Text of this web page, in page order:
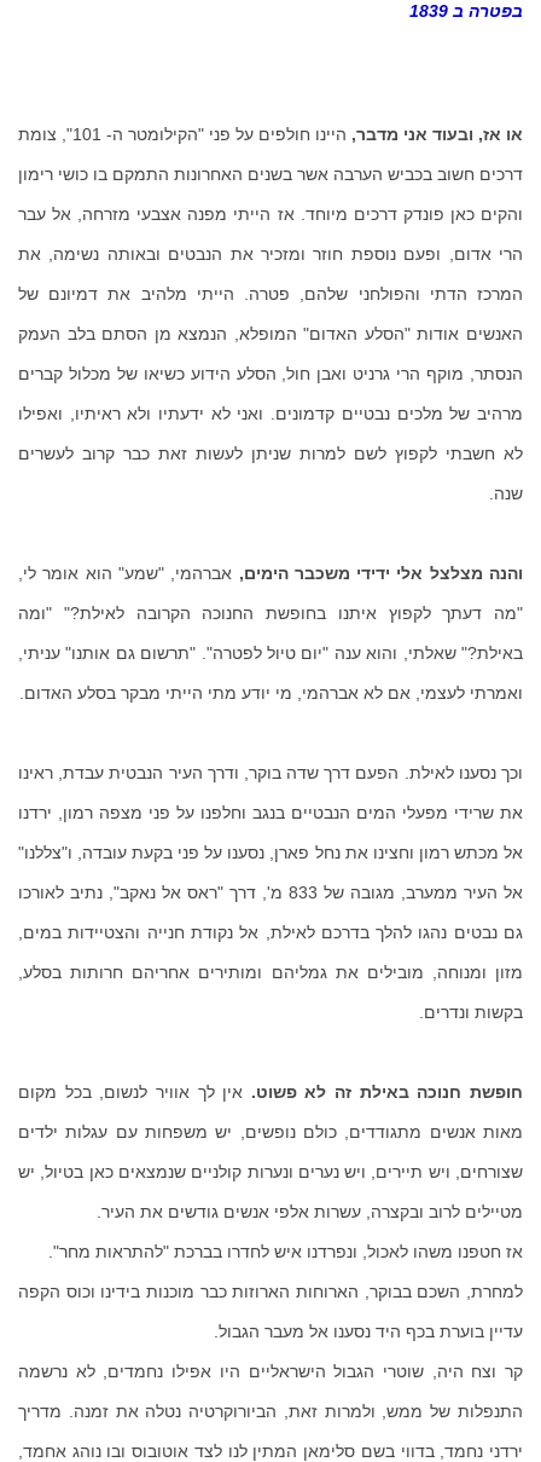
בפטרה ב 1839
או אז, ובעוד אני מדבר, היינו חולפים על פני "הקילומטר ה- 101", צומת
דרכים חשוב בכביש הערבה אשר בשנים האחרונות התמקם בו כושי רימון
והקים כאן פונדק דרכים מיוחד. אז הייתי מפנה אצבעי מזרחה, אל עבר
הרי אדום, ופעם נוספת חוזר ומזכיר את הנבטים ובאותה נשימה, את
המרכז הדתי והפולחני שלהם, פטרה. הייתי מלהיב את דמיונם של
האנשים אודות "הסלע האדום" המופלא, הנמצא מן הסתם בלב העמק
הנסתר, מוקף הרי גרניט ואבן חול, הסלע הידוע כשיאו של מכלול קברים
מרהיב של מלכים נבטיים קדמונים. ואני לא ידעתיו ולא ראיתיו, ואפילו
לא חשבתי לקפוץ לשם למרות שניתן לעשות זאת כבר קרוב לעשרים
שנה.
והנה מצלצל אלי ידידי משכבר הימים, אברהמי, "שמע" הוא אומר לי,
"מה דעתך לקפוץ איתנו בחופשת החנוכה הקרובה לאילת?" "ומה
באילת?" שאלתי, והוא ענה "יום טיול לפטרה". "תרשום גם אותנו" עניתי,
ואמרתי לעצמי, אם לא אברהמי, מי יודע מתי הייתי מבקר בסלע האדום.
וכך נסענו לאילת. הפעם דרך שדה בוקר, ודרך העיר הנבטית עבדת, ראינו
את שרידי מפעלי המים הנבטיים בנגב וחלפנו על פני מצפה רמון, ירדנו
אל מכתש רמון וחצינו את נחל פארן, נסענו על פני בקעת עובדה, ו"צללנו"
אל העיר ממערב, מגובה של 833 מ', דרך "ראס אל נאקב", נתיב לאורכו
גם נבטים נהגו להלך בדרכם לאילת, אל נקודת חנייה והצטיידות במים,
מזון ומנוחה, מובילים את גמליהם ומותירים אחריהם חרותות בסלע,
בקשות ונדרים.
חופשת חנוכה באילת זה לא פשוט. אין לך אוויר לנשום, בכל מקום
מאות אנשים מתגודדים, כולם נופשים, יש משפחות עם עגלות ילדים
שצורחים, ויש תיירים, ויש נערים ונערות קולניים שנמצאים כאן בטיול, יש
מטיילים לרוב ובקצרה, עשרות אלפי אנשים גודשים את העיר.
אז חטפנו משהו לאכול, ונפרדנו איש לחדרו בברכת "להתראות מחר".
למחרת, השכם בבוקר, הארוחות הארוזות כבר מוכנות בידינו וכוס הקפה
עדיין בוערת בכף היד נסענו אל מעבר הגבול.
קר וצח היה, שוטרי הגבול הישראליים היו אפילו נחמדים, לא נרשמה
התנפלות של ממש, ולמרות זאת, הביורוקרטיה נטלה את זמנה. מדריך
ירדני נחמד, בדווי בשם סלימאן המתין לנו לצד אוטובוס ובו נוהג אחמד,